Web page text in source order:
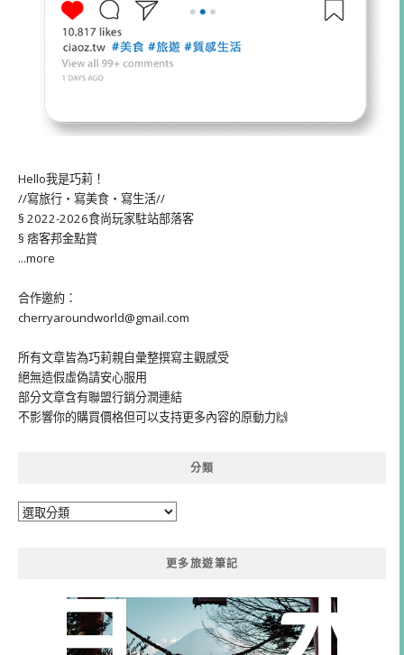
Hello我是巧莉！
//寫旅行・寫美食・寫生活//
§ 2022-2026食尚玩家駐站部落客
§ 痞客邦金點賞
...more
合作邀約：
cherryaroundworld@gmail.com
所有文章皆為巧莉親自彙整撰寫主觀感受
絕無造假虛偽請安心服用
部分文章含有聯盟行銷分潤連結
不影響你的購買價格但可以支持更多內容的原動力🙌
分類
分
更多旅遊筆記